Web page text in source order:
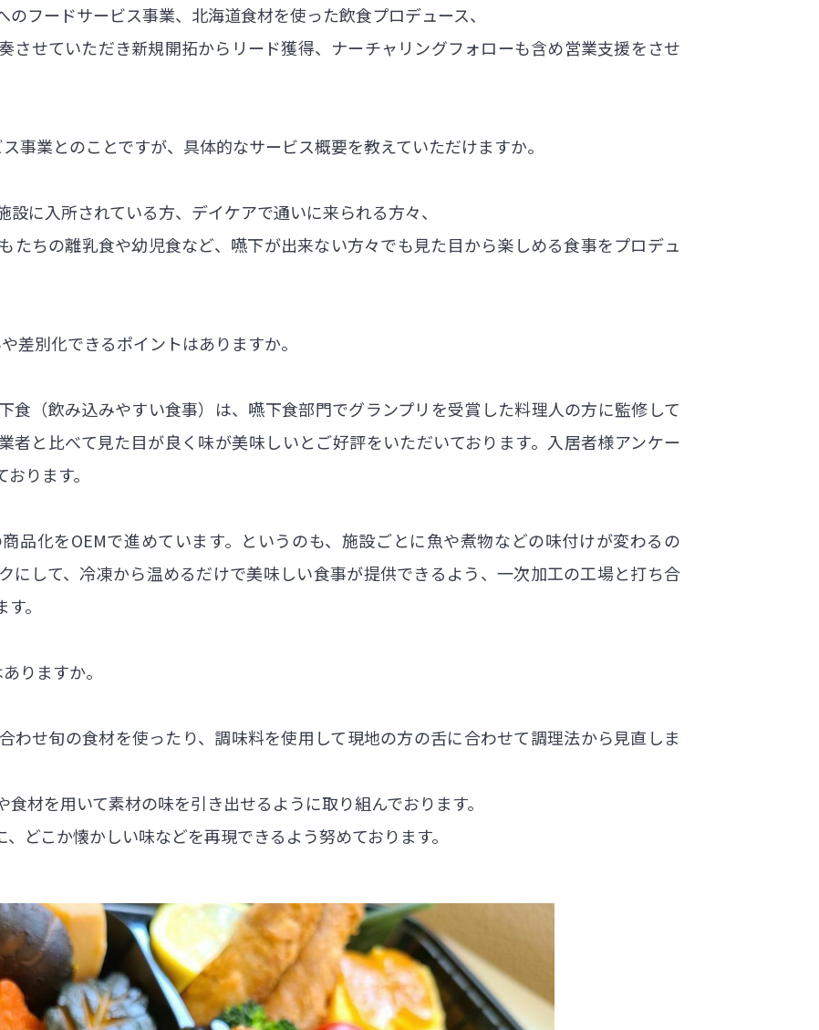
フードサービス事業、北海道食材を使った飲食プロデュース、
させていただき新規開拓からリード獲得、ナーチャリングフォローも含め営業支援をさせ
事業とのことですが、具体的なサービス概要を教えていただけますか。
に入所されている方、デイケアで通いに来られる方々、
たちの離乳食や幼児食など、嚥下が出来ない方々でも見た目から楽しめる食事をプロデュ
差別化できるポイントはありますか。
食（飲み込みやすい食事）は、嚥下食部門でグランプリを受賞した料理人の方に監修して
者と比べて見た目が良く味が美味しいとご好評をいただいております。入居者様アンケー
ります。
品化をOEMで進めています。というのも、施設ごとに魚や煮物などの味付けが変わるの
にして、冷凍から温めるだけで美味しい食事が提供できるよう、一次加工の工場と打ち合
。
りますか。
わせ旬の食材を使ったり、調味料を使用して現地の方の舌に合わせて調理法から見直しま
食材を用いて素材の味を引き出せるように取り組んでおります。
どこか懐かしい味などを再現できるよう努めております。